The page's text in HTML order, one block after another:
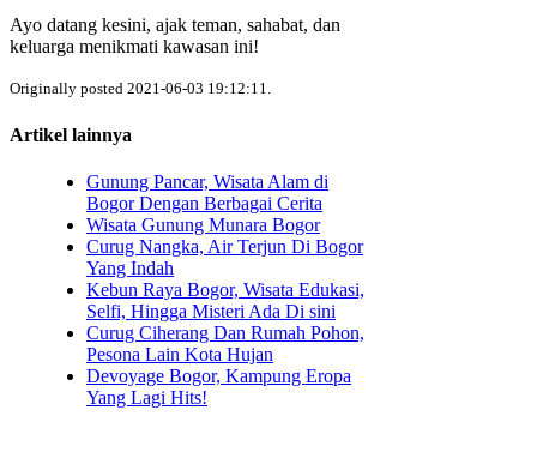
Ayo datang kesini, ajak teman, sahabat, dan
keluarga menikmati kawasan ini!
Originally posted 2021-06-03 19:12:11.
Artikel lainnya
Gunung Pancar, Wisata Alam di
Bogor Dengan Berbagai Cerita
Wisata Gunung Munara Bogor
Curug Nangka, Air Terjun Di Bogor
Yang Indah
Kebun Raya Bogor, Wisata Edukasi,
Selfi, Hingga Misteri Ada Di sini
Curug Ciherang Dan Rumah Pohon,
Pesona Lain Kota Hujan
Devoyage Bogor, Kampung Eropa
Yang Lagi Hits!